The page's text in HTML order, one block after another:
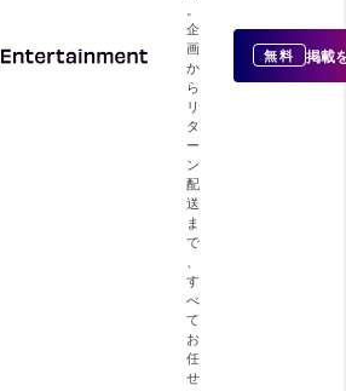
企
画
か
ら
リ
タ
ー
ン
配
送
ま
で
す
べ
て
お
任
せ
無料 掲載